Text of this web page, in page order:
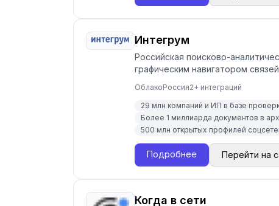
Интегрум
Российская поисково-
графическим навигатором
ОблакоРоссия2+ интеграций
29 млн компаний и ИП в базе
Более 1 миллиарда документов в
500 млн открытых профилей
Подробнее Перейти на
Когда в сети